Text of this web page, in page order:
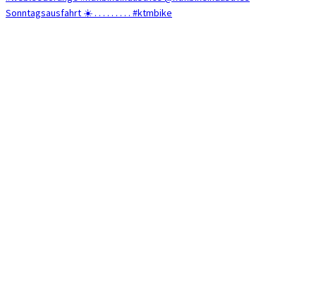
Sonntagsausfahrt ☀️ . . . . . . . . . #ktmbike